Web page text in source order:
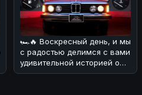
🏎🔥 Воскресный день, и мы
с радостью делимся с вами
удивительной историей о
BMW E21 1977 года! 💪 Э